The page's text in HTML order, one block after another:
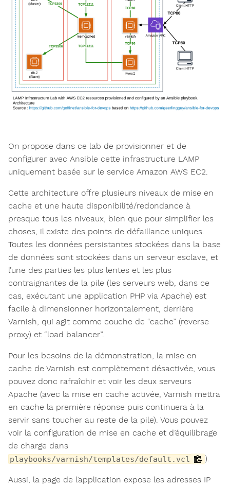
On propose dans ce lab de provisionner et de
configurer avec Ansible cette infrastructure LAMP
uniquement basée sur le service Amazon AWS EC2.
Cette architecture offre plusieurs niveaux de mise en
cache et une haute disponibilité/redondance à
presque tous les niveaux, bien que pour simplifier les
choses, il existe des points de défaillance uniques.
Toutes les données persistantes stockées dans la base
de données sont stockées dans un serveur esclave, et
l’une des parties les plus lentes et les plus
contraignantes de la pile (les serveurs web, dans ce
cas, exécutant une application PHP via Apache) est
facile à dimensionner horizontalement, derrière
Varnish, qui agit comme couche de “cache” (reverse
proxy) et “load balancer”.
Pour les besoins de la démonstration, la mise en
cache de Varnish est complètement désactivée, vous
pouvez donc rafraîchir et voir les deux serveurs
Apache (avec la mise en cache activée, Varnish mettra
en cache la première réponse puis continuera à la
servir sans toucher au reste de la pile). Vous pouvez
voir la configuration de mise en cache et d’équilibrage
de charge dans
playbooks/varnish/templates/default.vcl ).
Aussi, la page de l’application expose les adresses IP